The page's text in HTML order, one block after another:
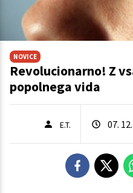
NOVICE
Revolucionarno! Z
popolnega vida
E.T. 07.